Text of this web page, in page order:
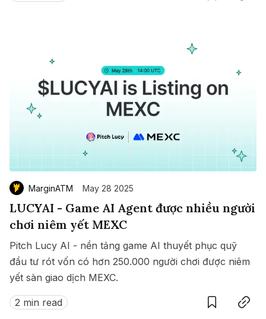
MarginATM May 28 2025
LUCYAI - Game AI Agent được nhiều người
chơi niêm yết MEXC
Pitch Lucy AI - nền tảng game AI thuyết phục quỹ
đầu tư rót vốn có hơn 250.000 người chơi được niêm
yết sàn giao dịch MEXC.
2 min read